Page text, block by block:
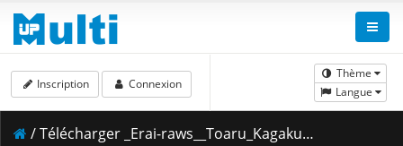
Thème
Langue
Inscription Connexion
/ Télécharger _Erai-raws__Toaru_Kagaku_no_Railgun_T_-_22__1080p__Multiple_Subtitle_.mkv.002 ( 457.78 MB )